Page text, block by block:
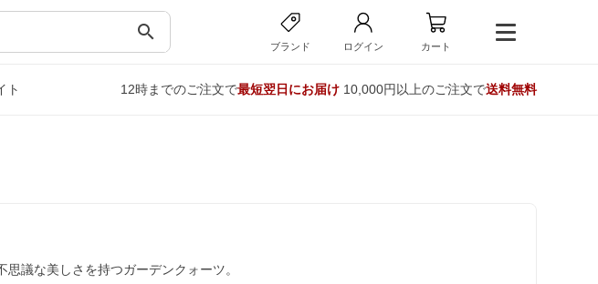
search
ブランド ログイン カート
ト 12時までのご注文で最短翌日にお届け10,000円以上のご注文で送料無料
議な美しさを持つガーデンクォーツ。